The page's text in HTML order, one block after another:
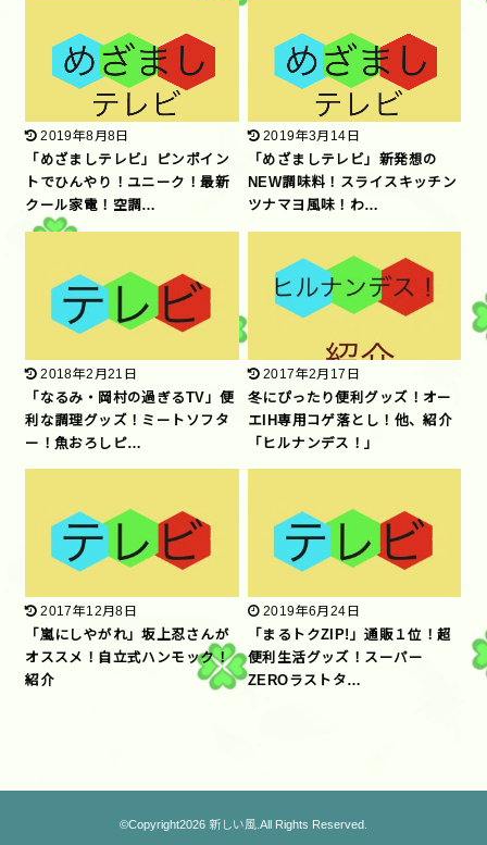
2019年8月8日
「めざましテレビ」ピンポイン
トでひんやり！ユニーク！最新
クール家電！空調…
2019年3月14日
「めざましテレビ」新発想の
NEW調味料！スライスキッチン
ツナマヨ風味！わ…
2018年2月21日
「なるみ・岡村の過ぎるTV」便
利な調理グッズ！ミートソフタ
ー！魚おろしピ…
2017年2月17日
冬にぴったり便利グッズ！オー
エIH専用コゲ落とし！他、紹介
「ヒルナンデス！」
2017年12月8日
「嵐にしやがれ」坂上忍さんが
オススメ！自立式ハンモック！
紹介
2019年6月24日
「まるトクZIP!」通販１位！超
便利生活グッズ！スーパー
ZEROラストタ…
©Copyright2026 新しい風.All Rights Reserved.